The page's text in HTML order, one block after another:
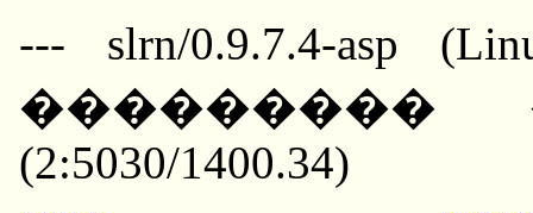
--- slrn/0.9.7.4-asp
���������
(2:5030/1400.34)